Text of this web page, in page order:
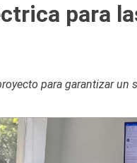
para
para garantizar un